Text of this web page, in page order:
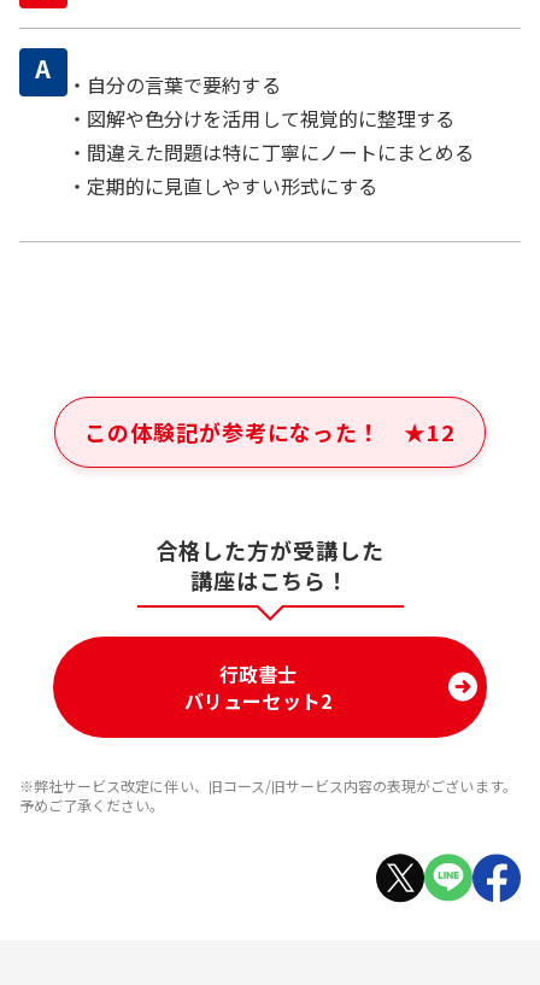
A
・自分の言葉で要約する
・図解や色分けを活用して視覚的に整理する
・間違えた問題は特に丁寧にノートにまとめる
・定期的に見直しやすい形式にする
この体験記が参考になった！ ★12
合格した方が受講した
講座はこちら！
行政書士
バリューセット2
※弊社サービス改定に伴い、旧コース/旧サービス内容の表現がございます。
予めご了承ください。